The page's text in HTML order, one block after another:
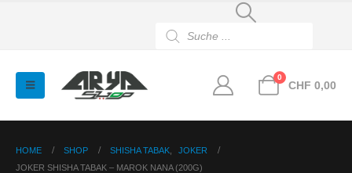
search
0
CHF 0,00
HOME SHOP SHISHA TABAK
JOKER
JOKER SHISHA TABAK – MAROK NANA (200G)